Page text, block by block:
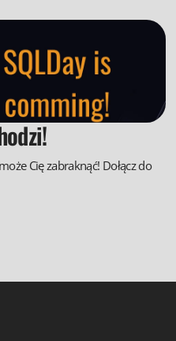
Cię zabraknąć! Dołącz do